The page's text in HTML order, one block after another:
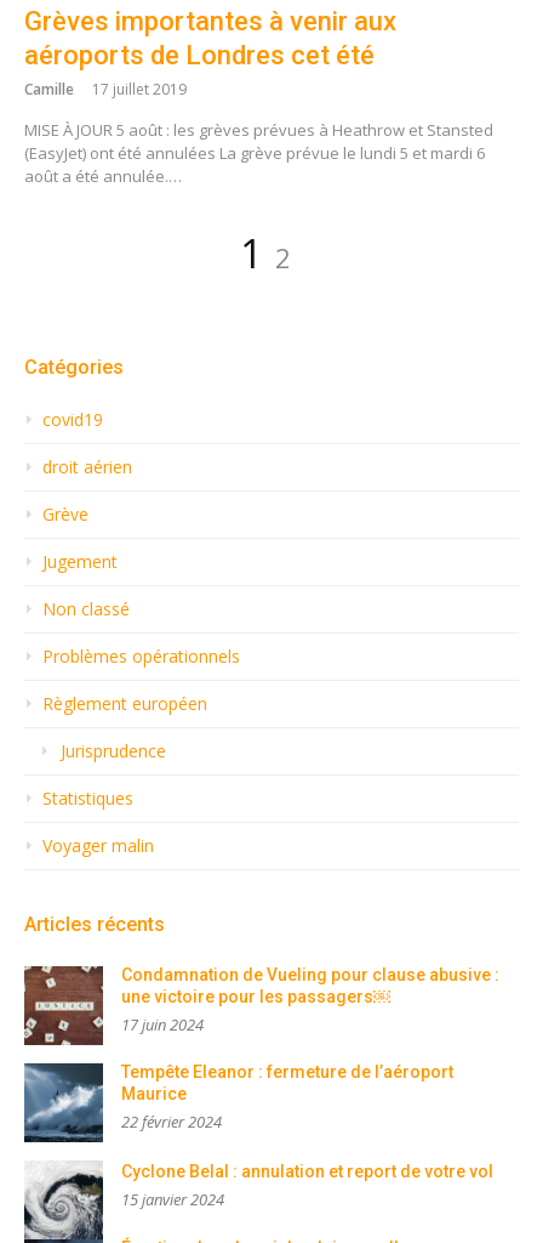
Grèves importantes à venir aux
aéroports de Londres cet été
Camille 17 juillet 2019
MISE À JOUR 5 août : les grèves prévues à Heathrow et Stansted
(EasyJet) ont été annulées La grève prévue le lundi 5 et mardi 6
août a été annulée.…
Page
1 Page
2
Catégories
covid19
droit aérien
Grève
Jugement
Non classé
Problèmes opérationnels
Règlement européen
Jurisprudence
Statistiques
Voyager malin
Articles récents
Condamnation de Vueling pour clause abusive :
une victoire pour les passagers￼
17 juin 2024
Tempête Eleanor : fermeture de l’aéroport
Maurice
22 février 2024
Cyclone Belal : annulation et report de votre vol
15 janvier 2024